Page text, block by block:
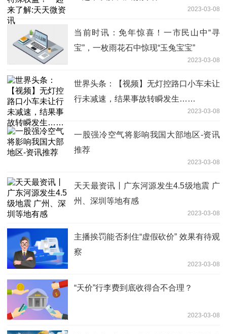
2023-03-08
当前时讯：免年惊喜！一市民山中“寻
宝”，一枚雨花石中惊现“玉兔宝宝”
2023-03-08
世界头条：【视频】无灯控路口小车未让
行未减速，结果事故转瞬发生……
2023-03-08
一股强冷空气将影响我国大部地区-资讯
推荐
2023-03-08
天天最资讯丨广东河源发生4.5级地震 广
州、深圳等地有感
2023-03-08
主播挨罚能否刹住“虚假砍价” 效果有待观
察
2023-03-08
“天价”行李费到底收得合不合理？
2023-03-08